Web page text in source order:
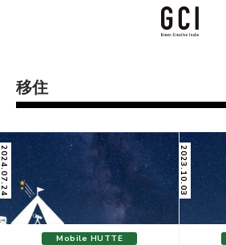
移住
Mobile HUTTE
2023.10.03